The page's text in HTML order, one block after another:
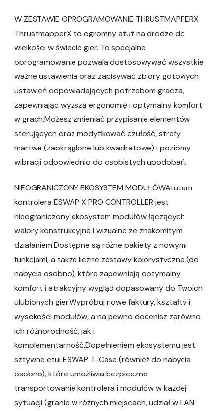
W ZESTAWIE OPROGRAMOWANIE THRUSTMAPPERX
ThrustmapperX to ogromny atut na drodze do
wielkości w świecie gier. To specjalne
oprogramowanie pozwala dostosowywać wszystkie
ważne ustawienia oraz zapisywać zbiory gotowych
ustawień odpowiadających potrzebom gracza,
zapewniając wyższą ergonomię i optymalny komfort
w grach.Możesz zmieniać przypisanie elementów
sterujących oraz modyfikować czułość, strefy
martwe (zaokrąglone lub kwadratowe) i poziomy
wibracji odpowiednio do osobistych upodobań.
NIEOGRANICZONY EKOSYSTEM MODUŁÓWAtutem
kontrolera ESWAP X PRO CONTROLLER jest
nieograniczony ekosystem modułów łączących
walory konstrukcyjne i wizualne ze znakomitym
działaniem.Dostępne są różne pakiety z nowymi
funkcjami, a także liczne zestawy kolorystyczne (do
nabycia osobno), które zapewniają optymalny
komfort i atrakcyjny wygląd dopasowany do Twoich
ulubionych gier.Wypróbuj nowe faktury, kształty i
wysokości modułów, a na pewno docenisz zarówno
ich różnorodność, jak i
komplementarność.Dopełnieniem ekosystemu jest
sztywne etui ESWAP T-Case (również do nabycia
osobno), które umożliwia bezpieczne
transportowanie kontrolera i modułów w każdej
sytuacji (granie w różnych miejscach, udział w LAN